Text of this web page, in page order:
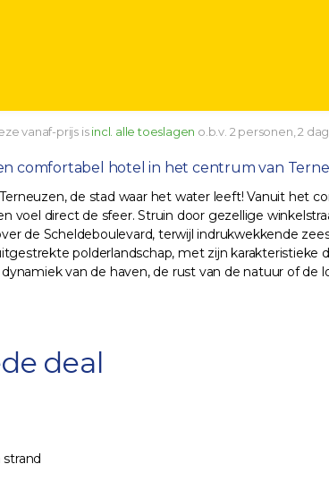
vanaf-prijs isincl. alle toeslagen o.b.v. 2 personen, 2
comfortabel hotel in het centrum van
de stad waar het water leeft! Vanuit het
voel direct de sfeer. Struin door gezellige
de Scheldeboulevard, terwijl indrukwekkende
polderlandschap, met zijn
van de haven, de rust van de natuur of
deal